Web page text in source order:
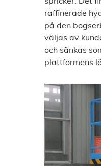
raffinerade
på den
väljas av
och sänkas
plattformens